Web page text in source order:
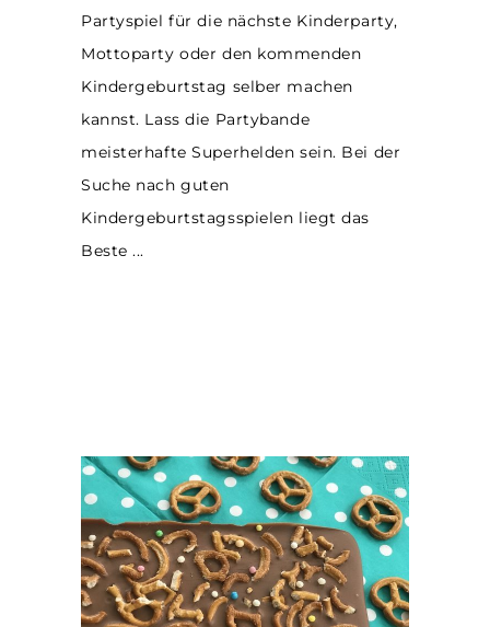
Partyspiel für die nächste Kinderparty,
Mottoparty oder den kommenden
Kindergeburtstag selber machen
kannst. Lass die Partybande
meisterhafte Superhelden sein. Bei der
Suche nach guten
Kindergeburtstagsspielen liegt das
Beste